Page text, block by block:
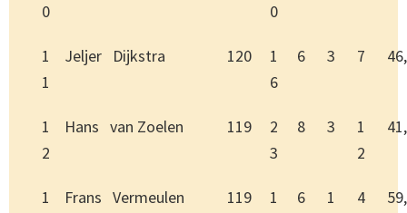
0
0
1
1
Jeljer Dijkstra 120
1
6
6 3 7
1
2
Hans van Zoelen 119
2
3
8 3
1
2
1 Frans Vermeulen 119 1 6 1 4